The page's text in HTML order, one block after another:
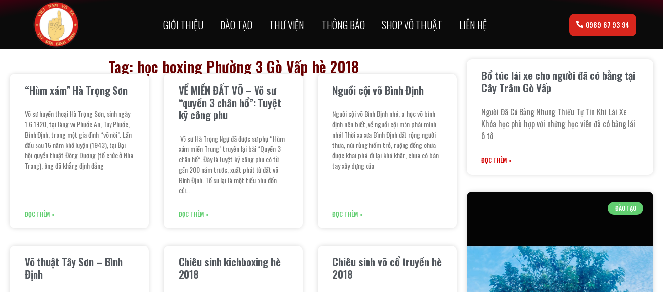
GIỚI THIỆU ĐÀO TẠO THƯ VIỆN THÔNG BÁO SHOP VÕ THUẬT LIÊN HỆ 0989 67 93 94
Tag: học boxing Phường 3 Gò Vấp hè 2018
“Hùm xám” Hà Trọng Sơn
Võ sư huyền thoại Hà Trọng Sơn, sinh ngày
1.6.1920, tại làng võ Phước An, Tuy Phước,
Bình Định, trong một gia đình “võ nòi”. Lần
đầu sau 15 năm khổ luyện (1943), tại Đại
hội quyền thuật Đông Dương (tổ chức ở Nha
Trang), ông đã khẳng định đẳng
ĐỌC THÊM »
VỀ MIỀN ĐẤT VÕ – Võ sư
“quyền 3 chân hổ”: Tuyệt
kỹ công phu
Võ sư Hà Trọng Ngự đã được sư phụ “Hùm
xám miền Trung” truyền lại bài “Quyền 3
chân hổ”. Đây là tuyệt kỹ công phu có từ
gần 200 năm trước, xuất phát từ đất võ
Bình Định. Tổ sư lại là một tiều phu đốn
củi…
ĐỌC THÊM »
Nguồi cội võ Bình Định
Nguồi cội võ Bình Định nhé, ai học võ bình
định nên biết, về nguồi cội môn phái mình
nhé! Thời xa xưa Bình Định đất rộng người
thưa, núi rừng hiểm trở, ruộng đồng chưa
được khai phá, đi lại khó khăn, chưa có bàn
tay xây dựng của
ĐỌC THÊM »
Võ thuật Tây Sơn – Bình
Định
Chiêu sinh kichboxing hè
2018
Chiêu sinh võ cổ truyền hè
2018
Bổ túc lái xe cho người đã có bằng tại
Cây Trâm Gò Vấp
Người Đã Có Bằng Nhưng Thiếu Tự Tin Khi Lái Xe
Khóa học phù hợp với những học viên đã có bằng lái
ô tô
ĐỌC THÊM »
ĐÀO TẠO